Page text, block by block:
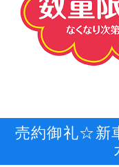
売約御礼☆新